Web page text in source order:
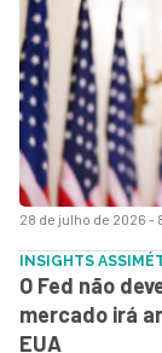
28 de julho de 2026 -
INSIGHTS
O Fed não
mercado irá
EUA